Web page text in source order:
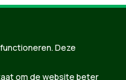
Deze
om de website beter